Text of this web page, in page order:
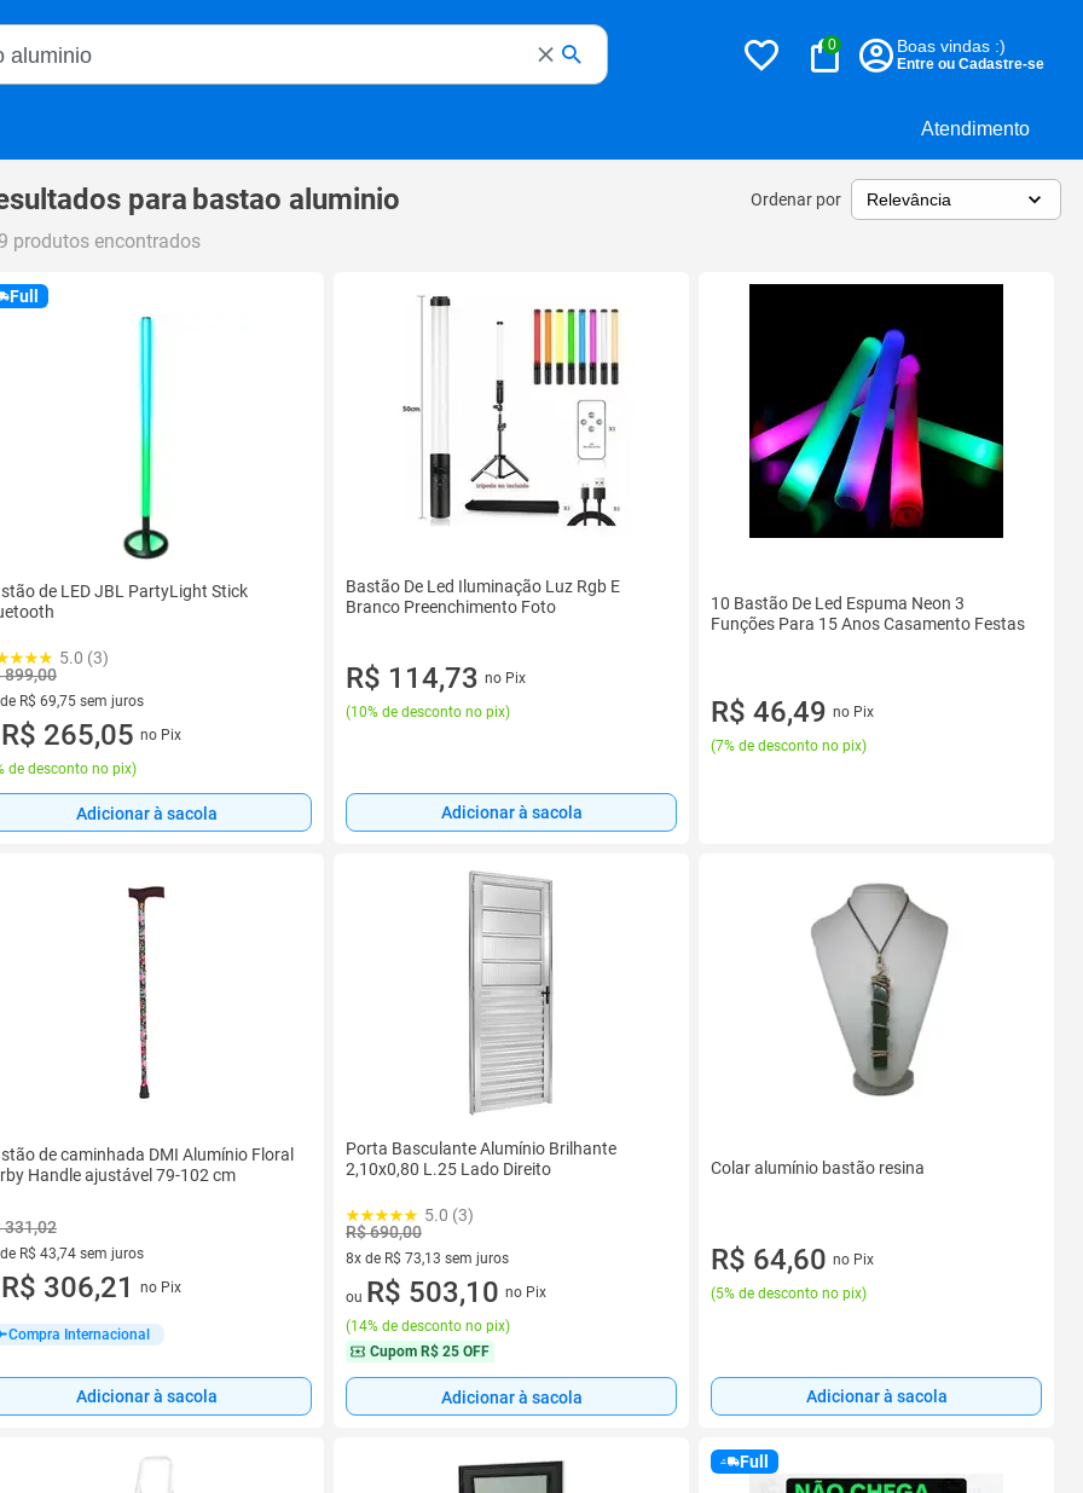
Atendimento
Magalu
0 Boas vindas :)
Entre ou Cadastre-se
para bastao aluminio Ordenar por
produtos encontrados
Full
de LED JBL PartyLight Stick
5.0 (3)
899,00
R$ 69,75 sem juros
de R$ 69,75 sem juros
R$ 265,05 no Pix
de desconto no pix)
Adicionar à sacola
Bastão De Led Iluminação Luz Rgb E
Branco Preenchimento Foto
R$ 114,73 no Pix
(10% de desconto no pix)
Adicionar à sacola
10 Bastão De Led Espuma Neon 3
Funções Para 15 Anos Casamento Festas
R$ 46,49 no Pix
(7% de desconto no pix)
de caminhada DMI Alumínio Floral
Handle ajustável 79-102 cm
331,02
R$ 43,74 sem juros
de R$ 43,74 sem juros
R$ 306,21 no Pix
Compra Internacional
Adicionar à sacola
Porta Basculante Alumínio Brilhante
2,10x0,80 L.25 Lado Direito
5.0 (3)
R$ 690,00
8x de R$ 73,13 sem juros
8 vez de R$ 73,13 sem juros
ou R$ 503,10 no Pix
(14% de desconto no pix)
Cupom R$ 25 OFF
Adicionar à sacola
Colar alumínio bastão resina
R$ 64,60 no Pix
(5% de desconto no pix)
Adicionar à sacola
Full